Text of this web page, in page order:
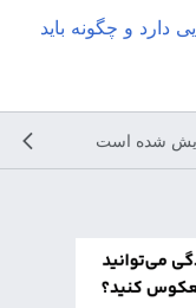
دارد و چگونه باید